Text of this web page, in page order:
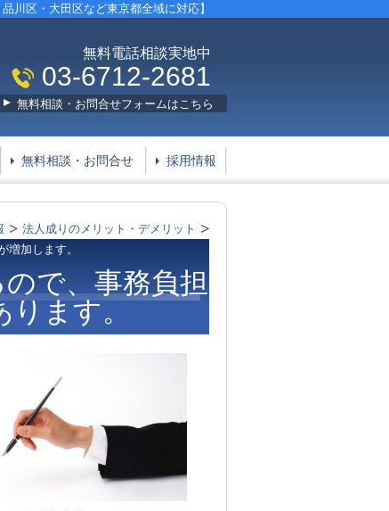
川区・大田区など東京都全域に対応】
無料電話相談実地中
03-6712-2681
無料相談・お問合せフォームはこちら
無料相談・お問合せ 採用情報
法人成りのメリット・デメリット
加します。
で、事務負担
ります。